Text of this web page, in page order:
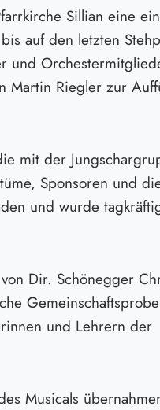
Sillian eine
auf den letzten
und
Martin Riegler zur
mit der
Sponsoren und
und wurde
Dir. Schönegger
und Lehrern der
Musicals